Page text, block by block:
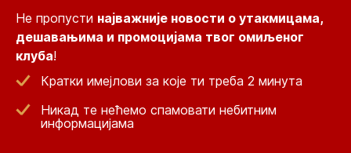
Не пропусти најважније новости о утакмицама,
дешавањима и промоцијама твог омиљеног
клуба!
Кратки имејлови за које ти треба 2 минута
Никад те нећемо спамовати небитним
информацијама